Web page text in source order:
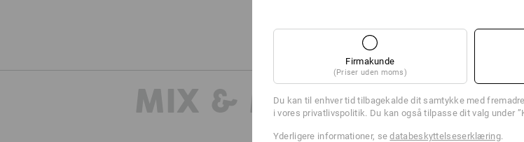
MIX & MATCH
Firmakunde
(Priser uden moms)
Du kan til enhver tid tilbagekalde dit samtykke med
i vores privatlivspolitik. Du kan også tilpasse dit valg under
Yderligere informationer, sedatabeskyttelseserklæring.